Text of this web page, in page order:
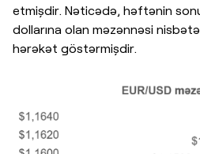
etmişdir. Nəticədə, həftənin
dollarına olan məzənnəsi
hərəkət göstərmişdir.